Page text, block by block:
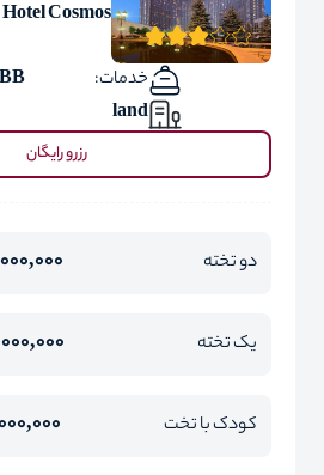
Hotel Cosmos
خدمات:
BB با صبحانه
land
رزرو رایگان
دو تخته
یک تخته
کودک با تخت